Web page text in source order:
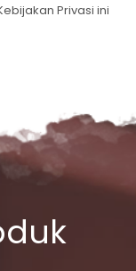
Privasi ini